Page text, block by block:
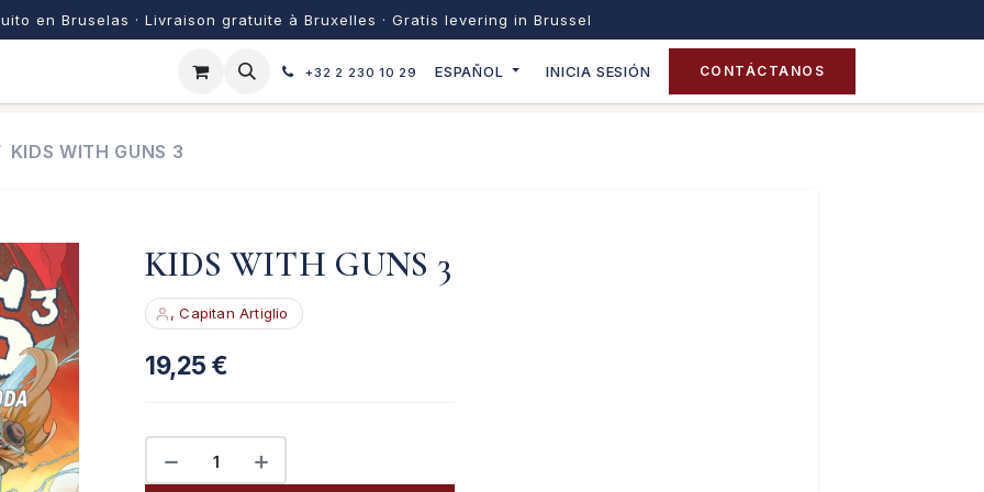
en Bruselas · Livraison gratuite à Bruxelles · Gratis levering in Brussel
+32 2 230 10 29 ESPAÑOL INICIA SESIÓN CONTÁCTANOS
KIDS WITH GUNS 3
KIDS WITH GUNS 3
, Capitan Artiglio
19,25 €